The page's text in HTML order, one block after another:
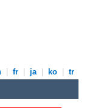
fr ja ko tr